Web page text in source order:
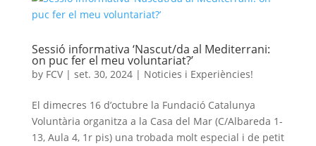
Sessió informativa ‘Nascut/da al Mediterrani:
on puc fer el meu voluntariat?’
by FCV| set. 30, 2024| Noticies i Experiències!
El dimecres 16 d’octubre la Fundació Catalunya
Voluntària organitza a la Casa del Mar (C/Albareda 1-
13, Aula 4, 1r pis) una trobada molt especial i de petit